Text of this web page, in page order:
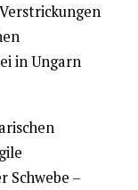
in Ungarn
Schwebe –